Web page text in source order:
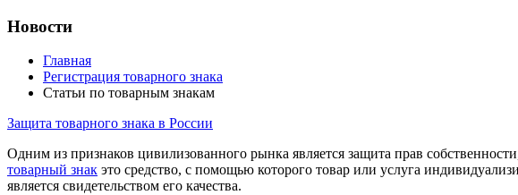
Новости
Главная
Регистрация товарного знака
Статьи по товарным знакам
Защита товарного знака в России
Одним из признаков цивилизованного рынка является защита прав
товарный знак это средство, с помощью которого товар или услуга
является свидетельством его качества.